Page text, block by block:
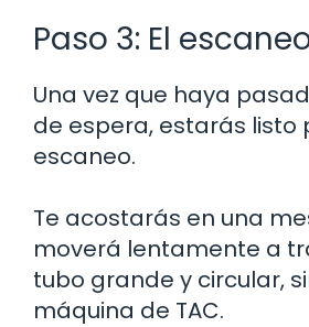
Paso 3: El
Una vez que haya
de espera, estarás listo
escaneo.
Te acostarás en una
moverá lentamente a
tubo grande y circular,
máquina de TAC.